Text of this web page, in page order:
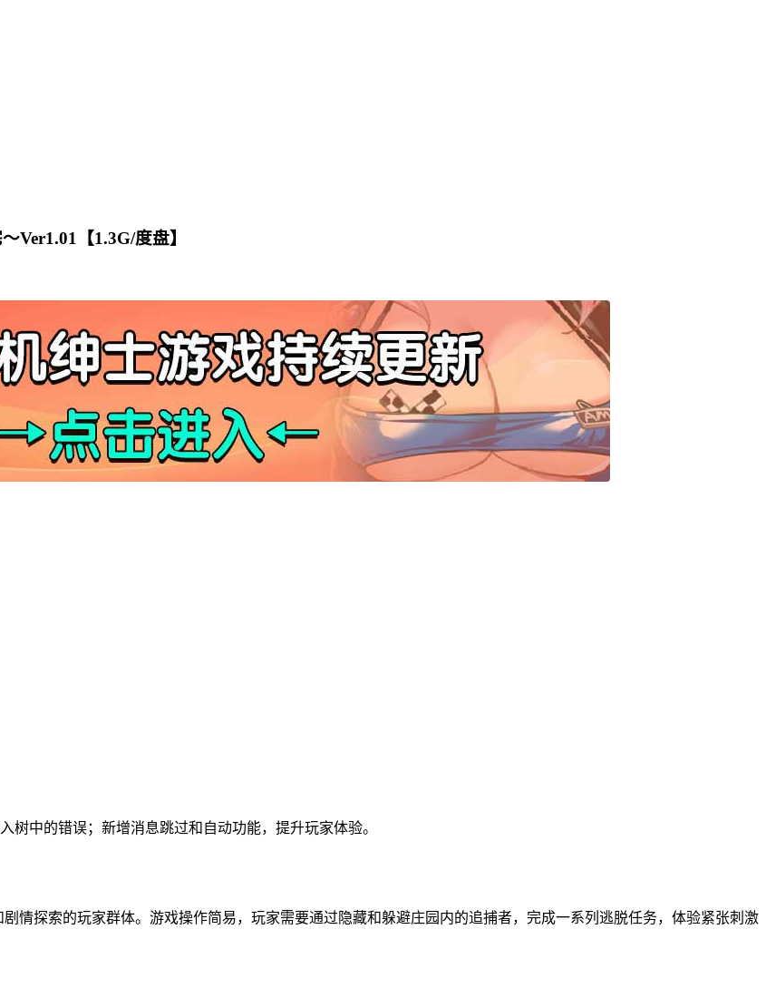
Ver1.01【1.3G/度盘】
树中的错误；新增消息跳过和自动功能，提升玩家体验。
情探索的玩家群体。游戏操作简易，玩家需要通过隐藏和躲避庄园内的追捕者，完成一系列逃脱任务，体验紧张刺激